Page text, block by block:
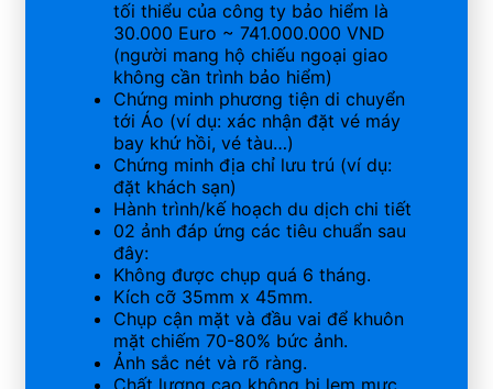
tối thiểu của công ty bảo hiểm là
30.000 Euro ~ 741.000.000 VND
(người mang hộ chiếu ngoại giao
không cần trình bảo hiểm)
Chứng minh phương tiện di chuyển
tới Áo (ví dụ: xác nhận đặt vé máy
bay khứ hồi, vé tàu…)
Chứng minh địa chỉ lưu trú (ví dụ:
đặt khách sạn)
Hành trình/kế hoạch du dịch chi tiết
02 ảnh đáp ứng các tiêu chuẩn sau
đây:
Không được chụp quá 6 tháng.
Kích cỡ 35mm x 45mm.
Chụp cận mặt và đầu vai để khuôn
mặt chiếm 70-80% bức ảnh.
Ảnh sắc nét và rõ ràng.
Chất lượng cao không bị lem mực